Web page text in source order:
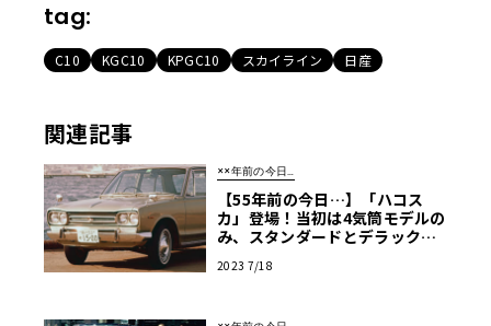
tag:
C10 KGC10 KPGC10 スカイライン 日産
関連記事
××年前の今日…
【55年前の今日…】「ハコス
カ」登場！当初は4気筒モデルの
み、スタンダードとデラックス
た】
2023 7/18